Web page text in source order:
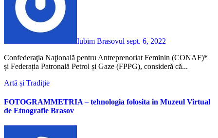
Iubim Brasovul sept. 6, 2022
Confederaţia Naţională pentru Antreprenoriat Feminin (CONAF)*
și Federația Patronală Petrol și Gaze (FPPG), consideră că...
Artă și Tradiție
FOTOGRAMMETRIA – tehnologia folosita in Muzeul Virtual
de Etnografie Brasov